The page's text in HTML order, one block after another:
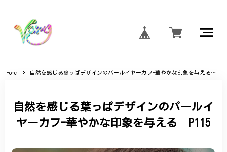
Home 自然を感じる葉っぱデザインのパールイヤーカフ-華やかな印象を与える P115
自然を感じる葉っぱデザインのパールイ
ヤーカフ-華やかな印象を与える P115